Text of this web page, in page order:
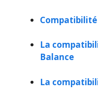
Compatibilité
La
Balance
La